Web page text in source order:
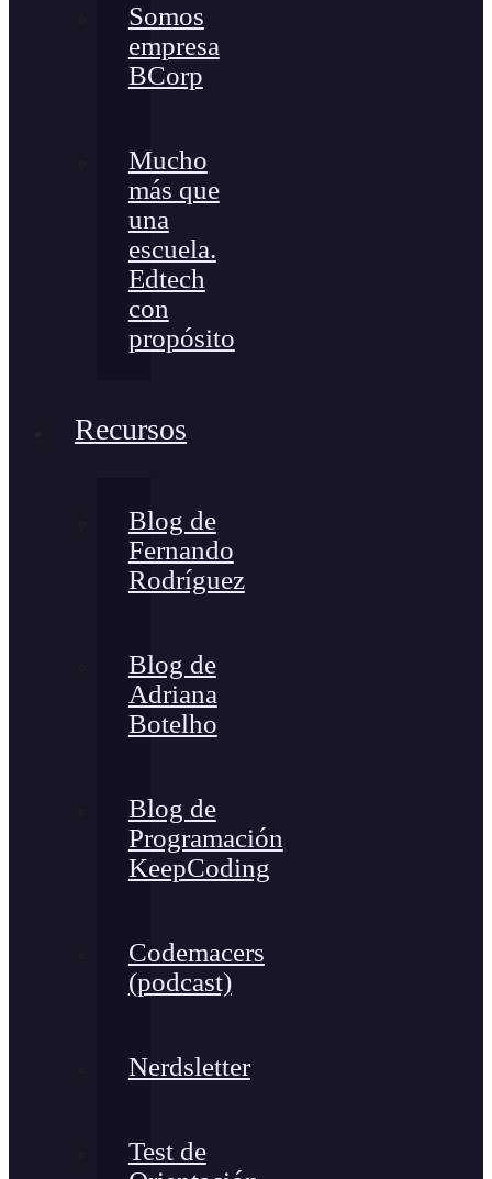
Somos
empresa
BCorp
Mucho
más que
una
escuela.
Edtech
con
propósito
Recursos
Blog de
Fernando
Rodríguez
Blog de
Adriana
Botelho
Blog de
Programación
KeepCoding
Codemacers
(podcast)
Nerdsletter
Test de